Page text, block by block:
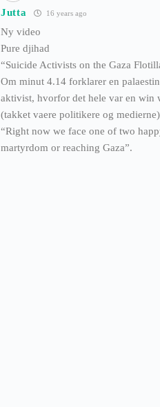
Jutta 16 years ago
Ny video
Pure djihad
“Suicide Activists on the Gaza
Om minut 4.14 forklarer en
aktivist, hvorfor det hele var en win
(takket vaere politikere og
“Right now we face one of two
martyrdom or reaching Gaza”.